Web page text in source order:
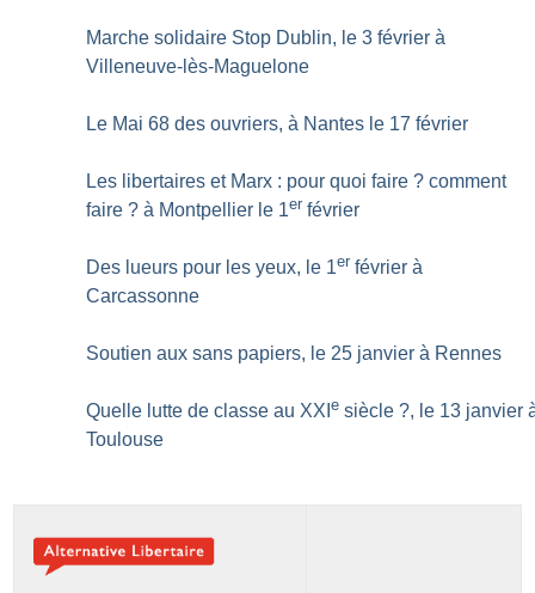
Marche solidaire Stop Dublin, le 3 février à
Villeneuve-lès-Maguelone
Le Mai 68 des ouvriers, à Nantes le 17 février
Les libertaires et Marx : pour quoi faire ? comment
faire ? à Montpellier le 1er février
Des lueurs pour les yeux, le 1er février à
Carcassonne
Soutien aux sans papiers, le 25 janvier à Rennes
Quelle lutte de classe au XXIe siècle ?, le 13 janvier
Toulouse